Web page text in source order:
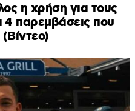
η χρήση για τους
παρεμβάσεις που